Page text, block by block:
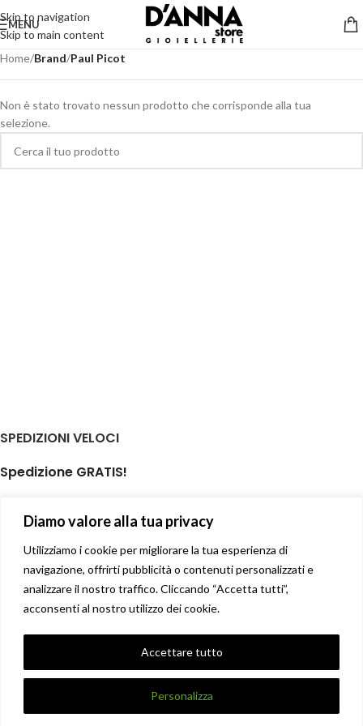
Diamo valore alla tua privacy
Utilizziamo i cookie per migliorare la tua esperienza di
navigazione, offrirti pubblicità o contenuti personalizzati e
analizzare il nostro traffico. Cliccando “Accetta tutti”,
acconsenti al nostro utilizzo dei cookie.
Personalizza
Accettare tutto
Skip to navigation
Skip to main content
MENU
Home/Brand/Paul Picot
Non è stato trovato nessun prodotto che corrisponde alla tua
selezione.
SPEDIZIONI VELOCI
Spedizione GRATIS!
isole minori non incluse
Soddisfatti o rimborsati
14 giorni diritto di recesso facile
Condizioni di vendita